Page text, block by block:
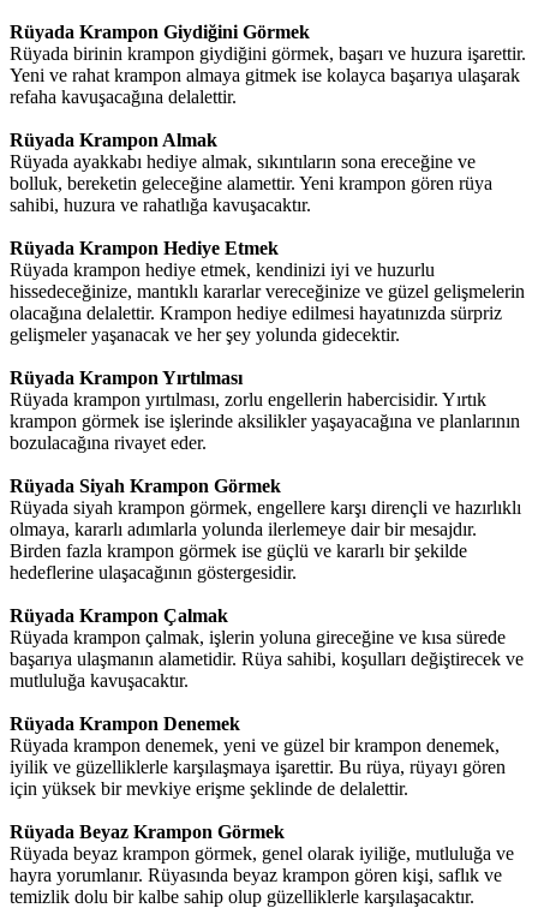
Rüyada Krampon Giydiğini Görmek
Rüyada birinin krampon giydiğini görmek, başarı ve huzura işarettir.
Yeni ve rahat krampon almaya gitmek ise kolayca başarıya ulaşarak
refaha kavuşacağına delalettir.
Rüyada Krampon Almak
Rüyada ayakkabı hediye almak, sıkıntıların sona ereceğine ve
bolluk, bereketin geleceğine alamettir. Yeni krampon gören rüya
sahibi, huzura ve rahatlığa kavuşacaktır.
Rüyada Krampon Hediye Etmek
Rüyada krampon hediye etmek, kendinizi iyi ve huzurlu
hissedeceğinize, mantıklı kararlar vereceğinize ve güzel gelişmelerin
olacağına delalettir. Krampon hediye edilmesi hayatınızda sürpriz
gelişmeler yaşanacak ve her şey yolunda gidecektir.
Rüyada Krampon Yırtılması
Rüyada krampon yırtılması, zorlu engellerin habercisidir. Yırtık
krampon görmek ise işlerinde aksilikler yaşayacağına ve planlarının
bozulacağına rivayet eder.
Rüyada Siyah Krampon Görmek
Rüyada siyah krampon görmek, engellere karşı dirençli ve hazırlıklı
olmaya, kararlı adımlarla yolunda ilerlemeye dair bir mesajdır.
Birden fazla krampon görmek ise güçlü ve kararlı bir şekilde
hedeflerine ulaşacağının göstergesidir.
Rüyada Krampon Çalmak
Rüyada krampon çalmak, işlerin yoluna gireceğine ve kısa sürede
başarıya ulaşmanın alametidir. Rüya sahibi, koşulları değiştirecek ve
mutluluğa kavuşacaktır.
Rüyada Krampon Denemek
Rüyada krampon denemek, yeni ve güzel bir krampon denemek,
iyilik ve güzelliklerle karşılaşmaya işarettir. Bu rüya, rüyayı gören
için yüksek bir mevkiye erişme şeklinde de delalettir.
Rüyada Beyaz Krampon Görmek
Rüyada beyaz krampon görmek, genel olarak iyiliğe, mutluluğa ve
hayra yorumlanır. Rüyasında beyaz krampon gören kişi, saflık ve
temizlik dolu bir kalbe sahip olup güzelliklerle karşılaşacaktır.